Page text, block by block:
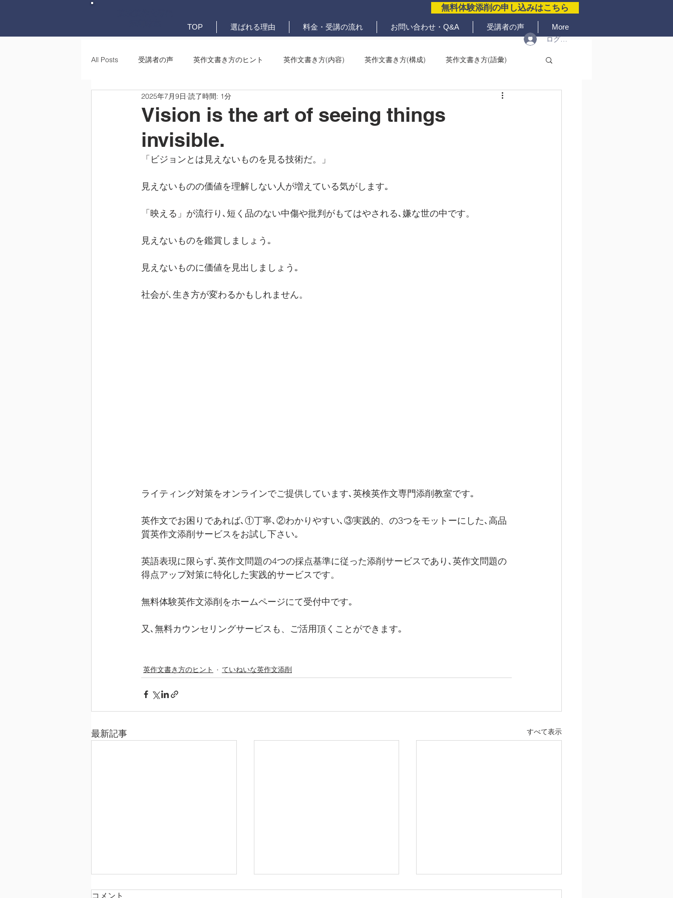
無料体験添削の申し込みはこちら
TOP 選ばれる理由 料金・受講の流れ お問い合わせ・Q&A 受講者の声 More
ログイン
All Posts 受講者の声 英作文書き方のヒント 英作文書き方(内容) 英作文書き方(構成) 英作文書き方(語彙)
英作文書き方(文法) 要約・e-メール問題
Vision is the art of seeing things
invisible.
2025年7月9日 読了時間: 1分
「ビジョンとは見えないものを見る技術だ。」
見えないものの価値を理解しない人が増えている気がします｡
「映える」が流行り､短く品のない中傷や批判がもてはやされる､嫌な世の中です。
見えないものを鑑賞しましょう｡
見えないものに価値を見出しましょう｡
社会が､生き方が変わるかもしれません。
ライティング対策をオンラインでご提供しています､英検英作文専門添削教室です｡
英作文でお困りであれば､①丁寧､②わかりやすい､③実践的、の3つをモットーにした､高品
質英作文添削サービスをお試し下さい｡
英語表現に限らず､英作文問題の4つの採点基準に従った添削サービスであり､英作文問題の
得点アップ対策に特化した実践的サービスです。
無料体験英作文添削をホームページにて受付中です｡
又､無料カウンセリングサービスも、ご活用頂くことができます｡
英作文書き方のヒント ていねいな英作文添削
最新記事 すべて表示
コメント